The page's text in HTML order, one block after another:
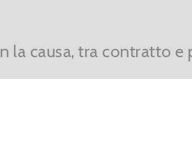
la causa, tra contratto